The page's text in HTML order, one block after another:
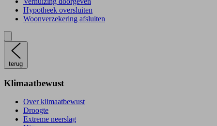
Hypotheek oversluiten
Woonverzekering afsluiten
terug
Klimaatbewust
Over klimaatbewust
Droogte
Extreme neerslag